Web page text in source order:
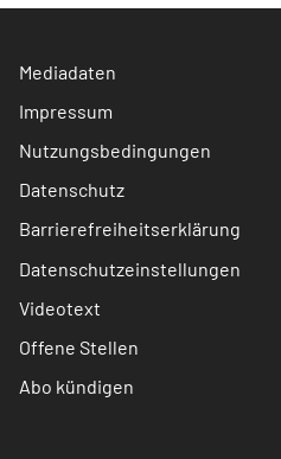
Mediadaten
Impressum
Nutzungsbedingungen
Datenschutz
Barrierefreiheitserklärung
Datenschutzeinstellungen
Videotext
Offene Stellen
Abo kündigen